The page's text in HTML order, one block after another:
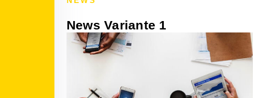
News Variante 1